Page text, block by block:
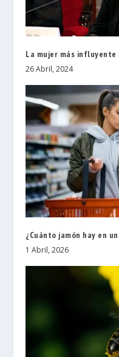
La mujer más
26 Abril, 2024
¿Cuánto jamón hay en
1 Abril, 2026